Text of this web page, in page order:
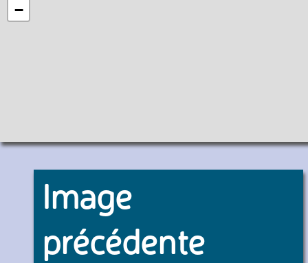
−
Image
précédente